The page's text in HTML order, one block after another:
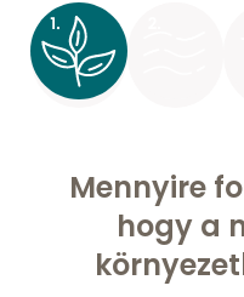
Mennyire
hogy a